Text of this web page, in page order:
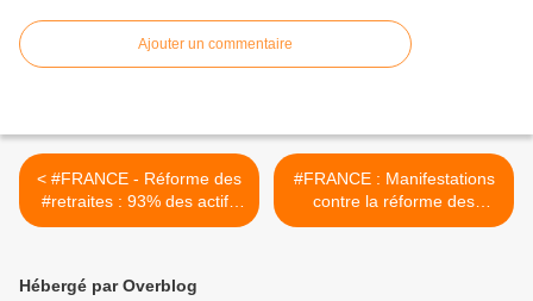
Ajouter un commentaire
< #FRANCE - Réforme des
#retraites : 93% des actifs
contre le report de l'âge
#FRANCE : Manifestations
contre la réforme des
retraites : plus de 10 000
Hébergé par Overblog